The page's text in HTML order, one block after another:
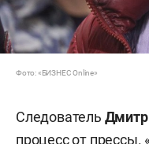
Фото: «БИЗНЕС Online»
Следователь
процесс от прессы.